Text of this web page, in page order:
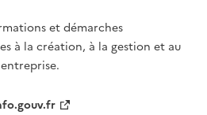
et démarches
à la création, à la gestion et au